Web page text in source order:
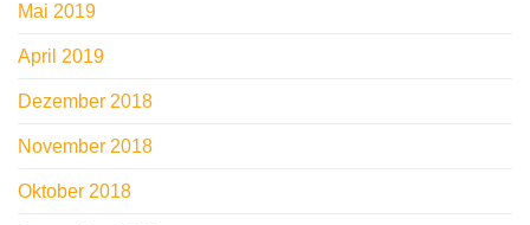
Mai 2019
April 2019
Dezember 2018
November 2018
Oktober 2018